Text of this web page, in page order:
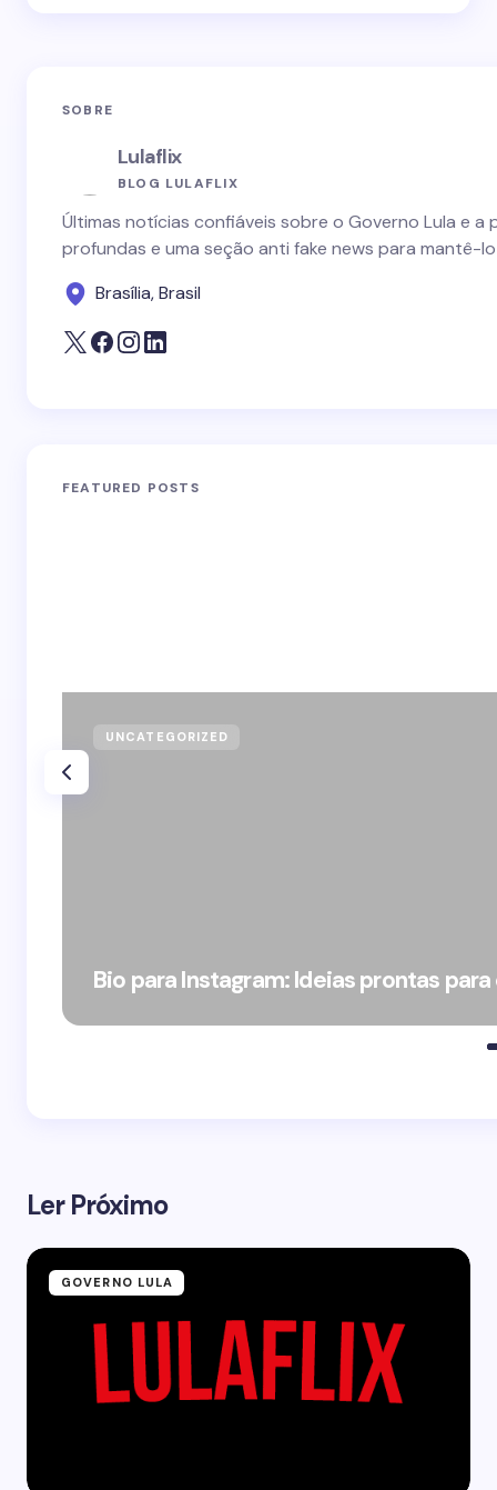
SOBRE
Lulaflix
BLOG LULAFLIX
Últimas notícias confiáveis sobre o Governo Lula e
profundas e uma seção anti fake news para mantê-
Brasília, Brasil
FEATURED POSTS
UNCATEGORIZED
Bio para Instagram: Ideias prontas
Ler Próximo
GOVERNO LULA